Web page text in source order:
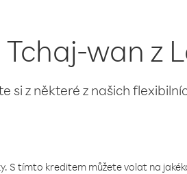
wan z
si z některé z našich
tímto kreditem můžete volat na